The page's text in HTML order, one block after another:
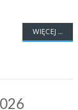
WIĘCEJ ...